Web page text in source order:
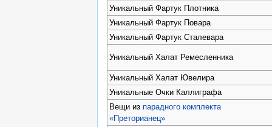
Уникальный Фартук Плотника
Уникальный Фартук Повара
Уникальный Фартук Сталевара
Уникальный Халат Ремесленника
Уникальный Халат Ювелира
Уникальные Очки Каллиграфа
Вещи из парадного комплекта
«Преторианец»